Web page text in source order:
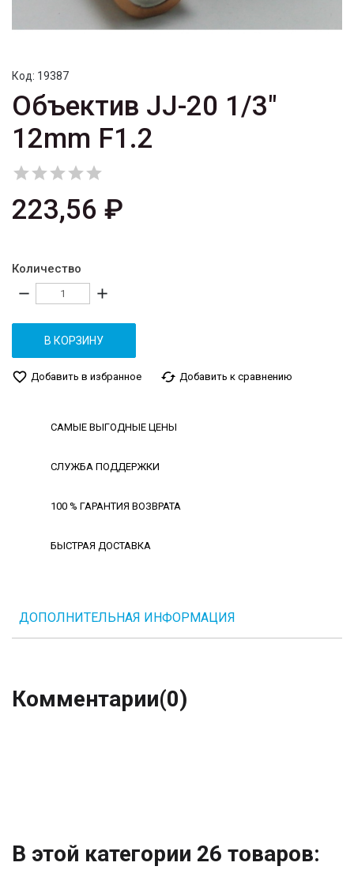
Код: 19387
Объектив JJ-20 1/3"
12mm F1.2

223,56 ₽
Количество
remove add
В КОРЗИНУ
favorite_border Добавить в избранное cached Добавить к сравнению
САМЫЕ ВЫГОДНЫЕ ЦЕНЫ
СЛУЖБА ПОДДЕРЖКИ
100 % ГАРАНТИЯ ВОЗВРАТА
БЫСТРАЯ ДОСТАВКА
ДОПОЛНИТЕЛЬНАЯ ИНФОРМАЦИЯ
Комментарии(0)
В этой категории 26 товаров: